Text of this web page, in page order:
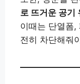
로 뜨거운 공기
이때는 단열폼,
전히 차단해줘